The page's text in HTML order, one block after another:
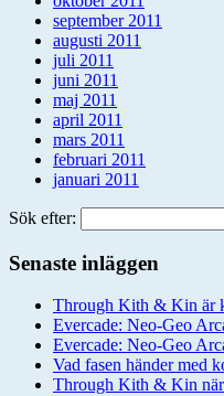
september 2011
augusti 2011
juli 2011
juni 2011
maj 2011
april 2011
mars 2011
februari 2011
januari 2011
Sök efter:
Senaste inläggen
Through Kith & Kin är
Evercade: Neo-Geo
Evercade: Neo-Geo
Vad fasen händer med
Through Kith & Kin